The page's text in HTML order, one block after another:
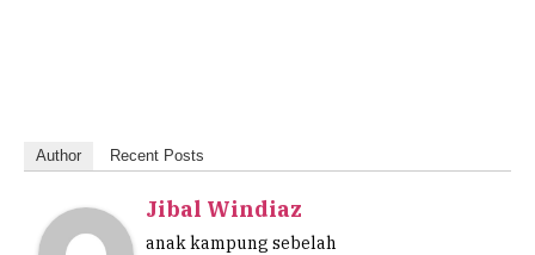
Author Recent Posts
Jibal Windiaz
anak kampung sebelah